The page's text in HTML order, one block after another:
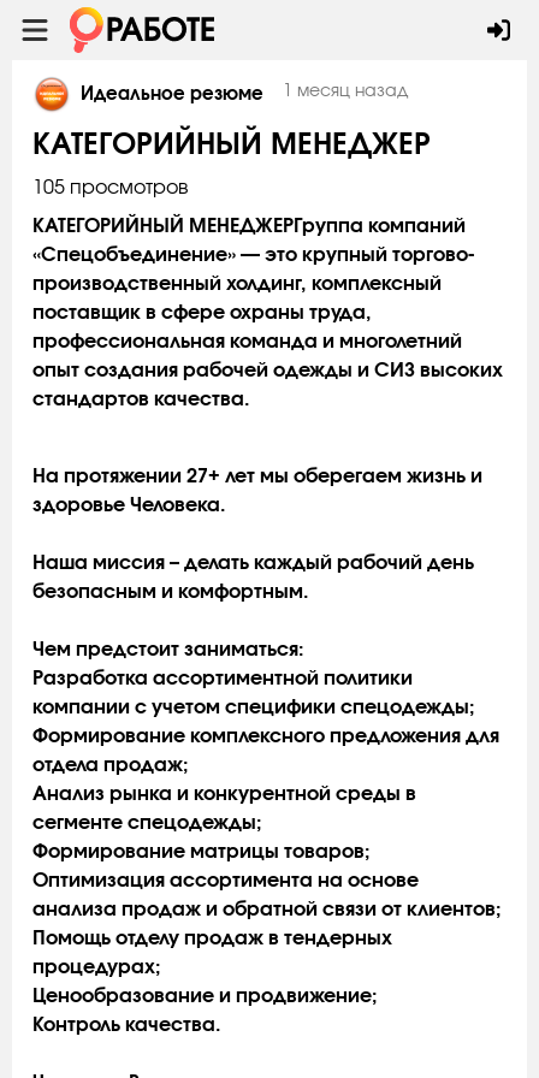
Идеальное резюме 1 месяц назад
КАТЕГОРИЙНЫЙ МЕНЕДЖЕР
105 просмотров
КАТЕГОРИЙНЫЙ МЕНЕДЖЕРГруппа компаний
«Спецобъединение» — это крупный торгово-
производственный холдинг, комплексный
поставщик в сфере охраны труда,
профессиональная команда и многолетний
опыт создания рабочей одежды и СИЗ высоких
стандартов качества.
На протяжении 27+ лет мы оберегаем жизнь и
здоровье Человека.
Наша миссия – делать каждый рабочий день
безопасным и комфортным.
Чем предстоит заниматься:
Разработка ассортиментной политики
компании с учетом специфики спецодежды;
Формирование комплексного предложения для
отдела продаж;
Анализ рынка и конкурентной среды в
сегменте спецодежды;
Формирование матрицы товаров;
Оптимизация ассортимента на основе
анализа продаж и обратной связи от клиентов;
Помощь отделу продаж в тендерных
процедурах;
Ценообразование и продвижение;
Контроль качества.